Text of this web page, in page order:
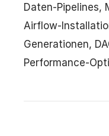
Daten-Pipelines,
Airflow-
Generationen,
Performance-